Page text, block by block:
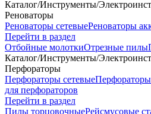
Каталог/Инструменты/
Реноваторы
Реноваторы сетевыеРеноваторы
Перейти в раздел
Отбойные молоткиОтрезные пилы
Каталог/Инструменты/
Перфораторы
Перфораторы сетевые
для перфораторов
Перейти в раздел
Пилы торцовочныеРейсмусовые